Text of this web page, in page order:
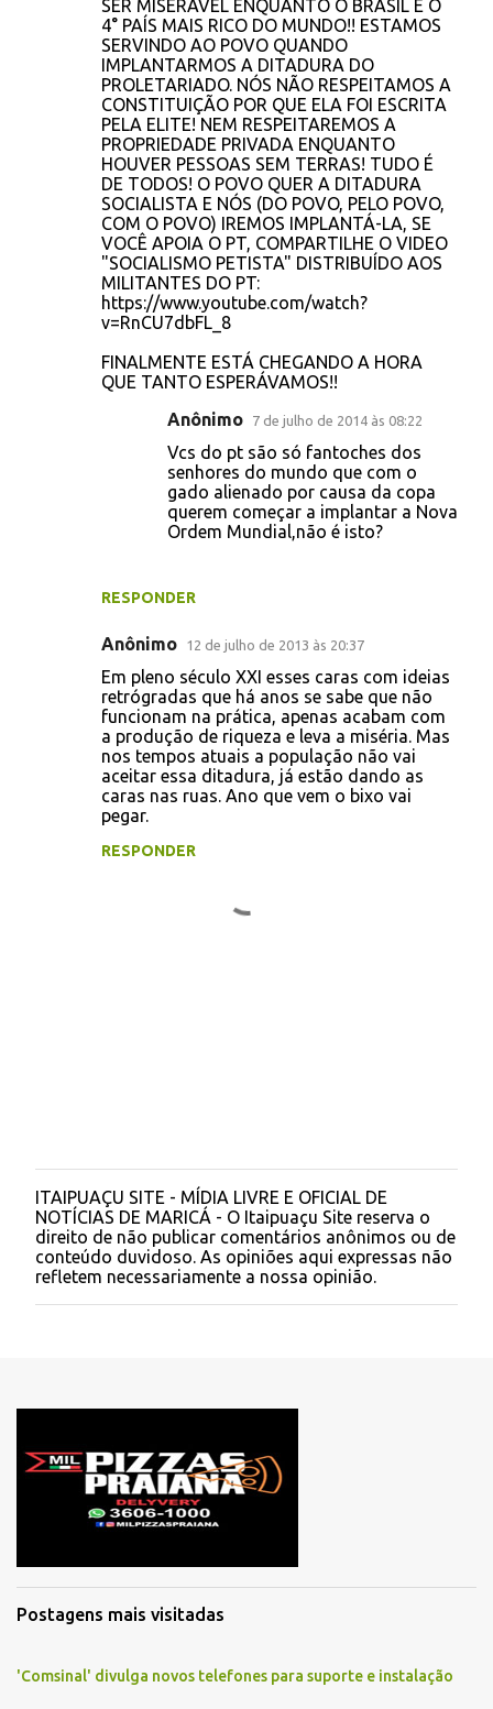
SER MISERÁVEL ENQUANTO O BRASIL É O
4° PAÍS MAIS RICO DO MUNDO!! ESTAMOS
SERVINDO AO POVO QUANDO
IMPLANTARMOS A DITADURA DO
PROLETARIADO. NÓS NÃO RESPEITAMOS A
CONSTITUIÇÃO POR QUE ELA FOI ESCRITA
PELA ELITE! NEM RESPEITAREMOS A
PROPRIEDADE PRIVADA ENQUANTO
HOUVER PESSOAS SEM TERRAS! TUDO É
DE TODOS! O POVO QUER A DITADURA
SOCIALISTA E NÓS (DO POVO, PELO POVO,
COM O POVO) IREMOS IMPLANTÁ-LA, SE
VOCÊ APOIA O PT, COMPARTILHE O VIDEO
"SOCIALISMO PETISTA" DISTRIBUÍDO AOS
MILITANTES DO PT:
https://www.youtube.com/watch?
v=RnCU7dbFL_8
FINALMENTE ESTÁ CHEGANDO A HORA
QUE TANTO ESPERÁVAMOS!!
RESPONDER
Anônimo 7 de julho de 2014 às 08:22
Vcs do pt são só fantoches dos
senhores do mundo que com o
gado alienado por causa da copa
querem começar a implantar a Nova
Ordem Mundial,não é isto?
Anônimo 12 de julho de 2013 às 20:37
Em pleno século XXI esses caras com ideias
retrógradas que há anos se sabe que não
funcionam na prática, apenas acabam com
a produção de riqueza e leva a miséria. Mas
nos tempos atuais a população não vai
aceitar essa ditadura, já estão dando as
caras nas ruas. Ano que vem o bixo vai
pegar.
RESPONDER
P
o
s
t
a
r
t
ITAIPUAÇU SITE - MÍDIA LIVRE E OFICIAL DE
NOTÍCIAS DE MARICÁ - O Itaipuaçu Site reserva o
direito de não publicar comentários anônimos ou de
conteúdo duvidoso. As opiniões aqui expressas não
refletem necessariamente a nossa opinião.
Postagens mais visitadas
'Comsinal' divulga novos telefones para suporte e instalação